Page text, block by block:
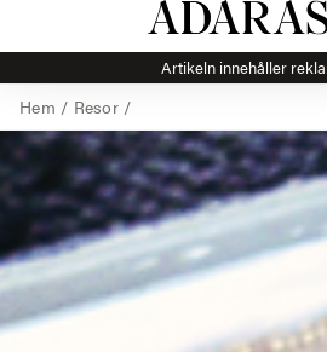
Artikeln innehåller
Hem / Resor/